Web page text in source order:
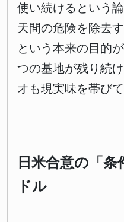
使い続けるという
天間の危険を除去
という本来の目的
つの基地が残り続
オも現実味を帯びて
日米合意の「
ドル